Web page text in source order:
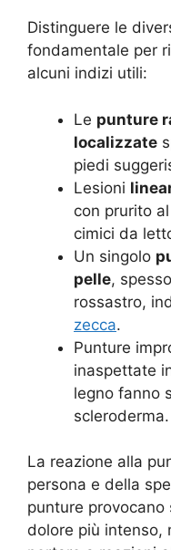
Distinguere le
fondamentale per
alcuni indizi utili:
Le punture
localizzate
piedi
Lesioni
con prurito
cimici da
Un singolo
pelle,
rossastro,
zecca.
Punture
inaspettate
legno fanno
scleroderma.
La reazione alla
persona e della
punture
dolore più intenso,